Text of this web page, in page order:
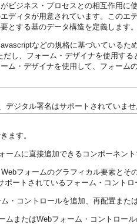
ビジネス・プロセスとの相互作用
ディタが用意されています。この
とする基のデータ構造を定義します
などの規格に基づいている
し、フォーム・デザイナを使用す
ム・デザイナを使用して、フォーム
デジタル署名はサポートされていま
ます。
ームに直接追加できるコンポーネン
フォームのグラフィカル要素と
ポートされているフォーム・コント
・コントロールを追加、再配置ま
ムまたはWebフォーム・コントロー